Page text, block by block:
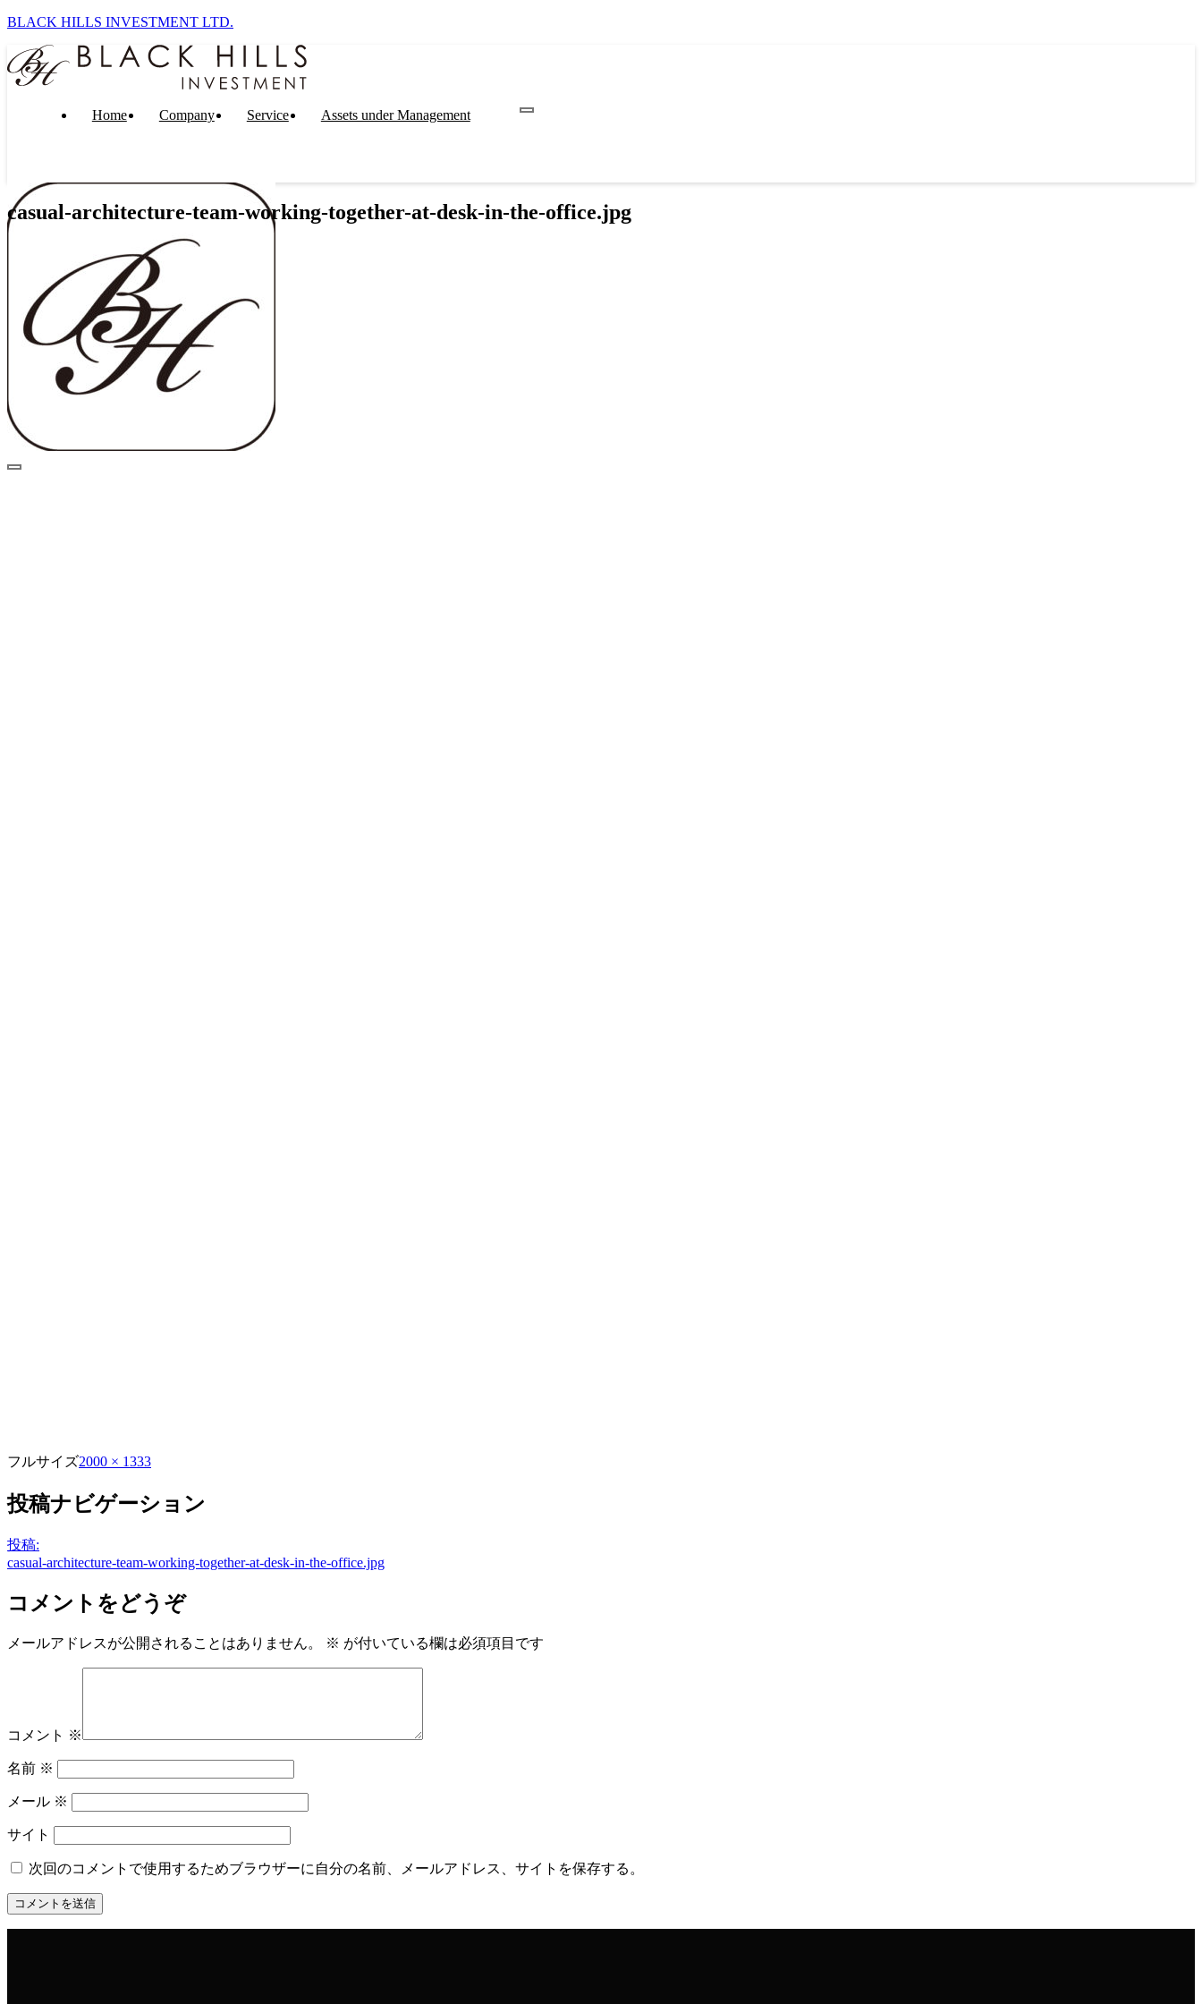
BLACK HILLS INVESTMENT LTD.
Home Company Service Assets under Management
casual-architecture-team-working-together-at-desk-in-the-office.jpg
フルサイズ2000 × 1333
投稿ナビゲーション
投稿:
casual-architecture-team-working-together-at-desk-in-the-office.jpg
コメントをどうぞ
メールアドレスが公開されることはありません。 ※ が付いている欄は必須項目です
コメント ※
名前 ※
メール ※
サイト
次回のコメントで使用するためブラウザーに自分の名前、メールアドレス、サイトを保存する。